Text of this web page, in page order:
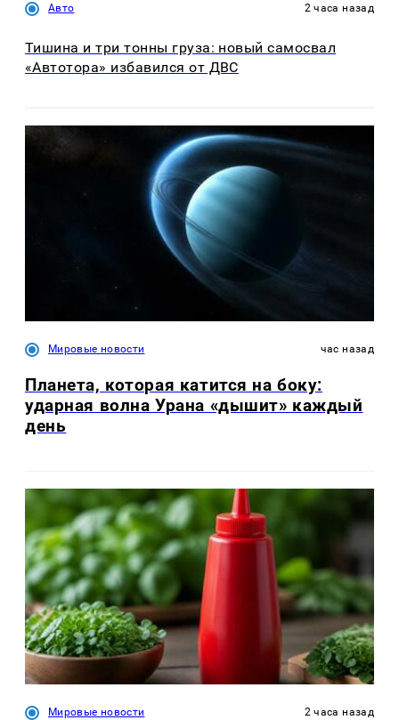
Авто 2 часа назад
Тишина и три тонны груза: новый самосвал
«Автотора» избавился от ДВС
Мировые новости час назад
Планета, которая катится на боку:
ударная волна Урана «дышит» каждый
день
Мировые новости 2 часа назад